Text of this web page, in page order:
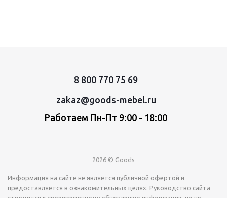
8 800 770 75 69
zakaz@goods-mebel.ru
Работаем Пн-Пт 9:00 - 18:00
2026 © Goods
Информация на сайте не является публичной офертой и
предоставляется в ознакомительных целях. Руководство сайта